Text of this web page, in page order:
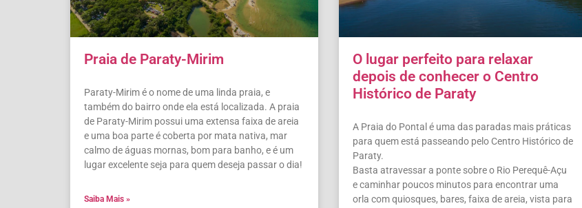
Praia de Paraty-Mirim
Paraty-Mirim é o nome de uma linda praia, e
também do bairro onde ela está localizada. A praia
de Paraty-Mirim possui uma extensa faixa de areia
e uma boa parte é coberta por mata nativa, mar
calmo de águas mornas, bom para banho, e é um
lugar excelente seja para quem deseja passar o dia!
Saiba Mais »
O lugar perfeito para relaxar
depois de conhecer o Centro
Histórico de Paraty
A Praia do Pontal é uma das paradas mais práticas
para quem está passeando pelo Centro Histórico de
Paraty.
Basta atravessar a ponte sobre o Rio Perequê-Açu
e caminhar poucos minutos para encontrar uma
orla com quiosques, bares, faixa de areia, vista para